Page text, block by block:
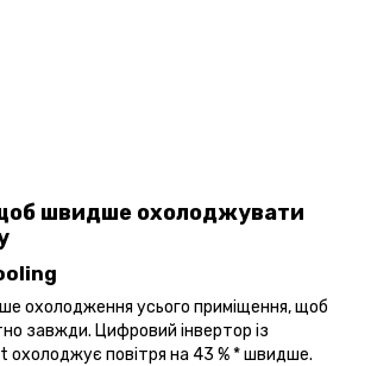
швидше охолоджувати
охолодження усього приміщення, щоб
завжди. Цифровий інвертор із
охолоджує повітря на 43 % * швидше.